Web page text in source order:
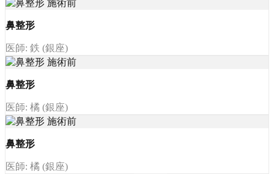
鼻整形
医師: 鉄 (銀座)
鼻整形
医師: 橘 (銀座)
鼻整形
医師: 橘 (銀座)